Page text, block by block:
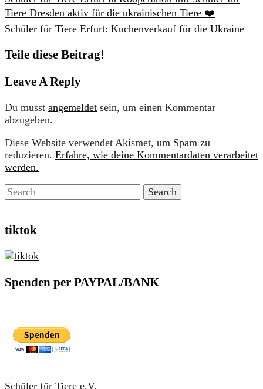
Tiere Dresden aktiv für die ukrainischen Tiere ❤️
Schüler für Tiere Erfurt: Kuchenverkauf für die Ukraine
Teile diese Beitrag!
Leave A Reply
Du musst angemeldet sein, um einen Kommentar
abzugeben.
Diese Website verwendet Akismet, um Spam zu
reduzieren. Erfahre, wie deine Kommentardaten verarbeitet
werden.
tiktok
Spenden per PAYPAL/BANK
Schüler für Tiere e.V.